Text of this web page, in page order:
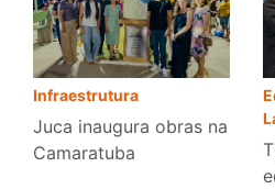
Infraestrutura
Juca inaugura obras na
Camaratuba